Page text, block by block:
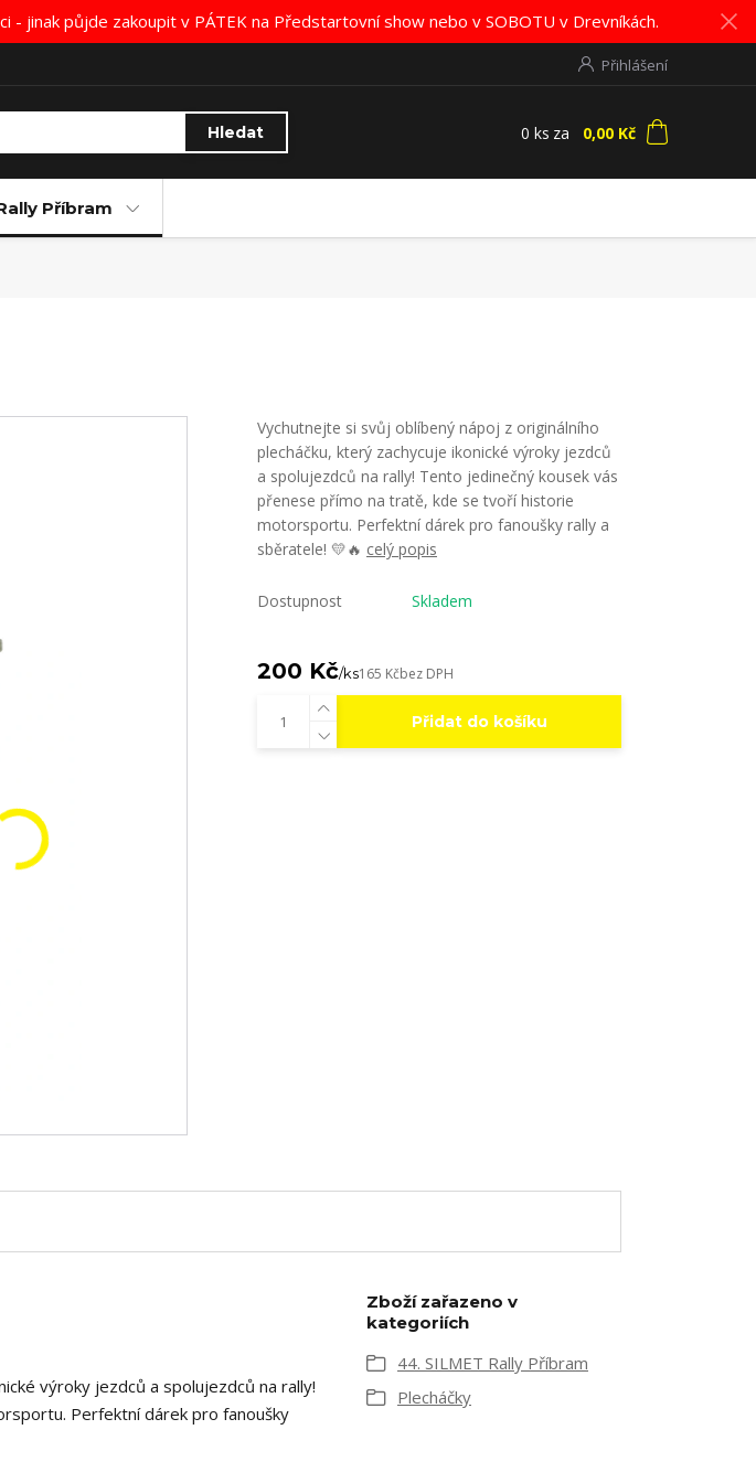
jinak půjde zakoupit v PÁTEK na Předstartovní show nebo v SOBOTU v Drevníkách.
Přihlášení
Hledat 0 ks za 0,00 Kč
Příbram
Vychutnejte si svůj oblíbený nápoj z originálního
plecháčku, který zachycuje ikonické výroky jezdců
a spolujezdců na rally! Tento jedinečný kousek vás
přenese přímo na tratě, kde se tvoří historie
motorsportu. Perfektní dárek pro fanoušky rally a
sběratele! 💛🔥 celý popis
Dostupnost Skladem
200 Kč/ks165 Kčbez DPH
Přidat do košíku
výroky jezdců a spolujezdců na rally!
Perfektní dárek pro fanoušky
Zboží zařazeno v
kategoriích
44. SILMET Rally Příbram
Plecháčky